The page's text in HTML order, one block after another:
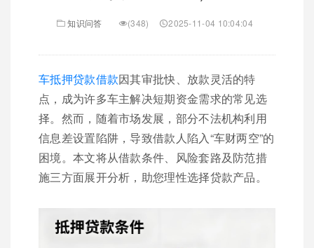
知识问答 (348) 2025-11-04 10:04:04
车抵押贷款借款因其审批快、放款灵活的特
点，成为许多车主解决短期资金需求的常见选
择。然而，随着市场发展，部分不法机构利用
信息差设置陷阱，导致借款人陷入“车财两空”的
困境。本文将从借款条件、风险套路及防范措
施三方面展开分析，助您理性选择贷款产品。